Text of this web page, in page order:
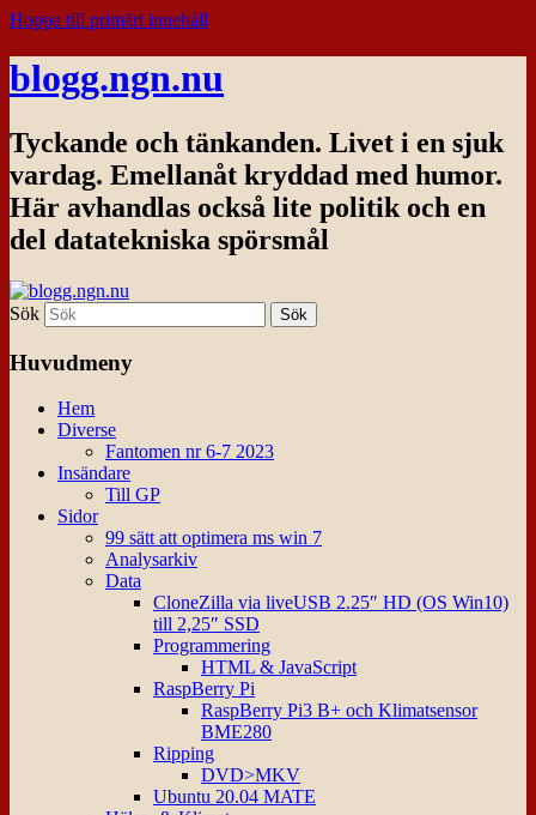
Hoppa till primärt innehåll
blogg.ngn.nu
Tyckande och tänkanden. Livet i en sjuk
vardag. Emellanåt kryddad med humor.
Här avhandlas också lite politik och en
del datatekniska spörsmål
Sök
Huvudmeny
Hem
Diverse
Fantomen nr 6-7 2023
Insändare
Till GP
Sidor
99 sätt att optimera ms win 7
Analysarkiv
Data
CloneZilla via liveUSB 2.25″ HD (OS Win10)
till 2,25″ SSD
Programmering
HTML & JavaScript
RaspBerry Pi
RaspBerry Pi3 B+ och Klimatsensor
BME280
Ripping
DVD>MKV
Ubuntu 20.04 MATE